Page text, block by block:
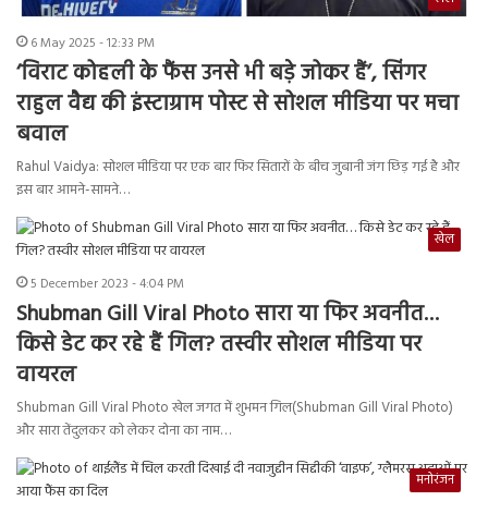
6 May 2025 - 12:33 PM
‘विराट कोहली के फैंस उनसे भी बड़े जोकर हैं’, सिंगर
राहुल वैद्य की इंस्टाग्राम पोस्ट से सोशल मीडिया पर मचा
बवाल
Rahul Vaidya: सोशल मीडिया पर एक बार फिर सितारों के बीच जुबानी जंग छिड़ गई है और
इस बार आमने-सामने…
खेल
5 December 2023 - 4:04 PM
Shubman Gill Viral Photo सारा या फिर अवनीत…
किसे डेट कर रहे हैं गिल? तस्वीर सोशल मीडिया पर
वायरल
Shubman Gill Viral Photo खेल जगत में शुभमन गिल(Shubman Gill Viral Photo)
और सारा तेंदुलकर को लेकर दोना का नाम…
मनोरंजन